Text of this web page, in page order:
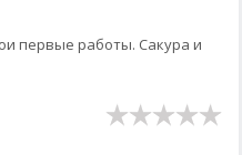
первые работы. Сакура и